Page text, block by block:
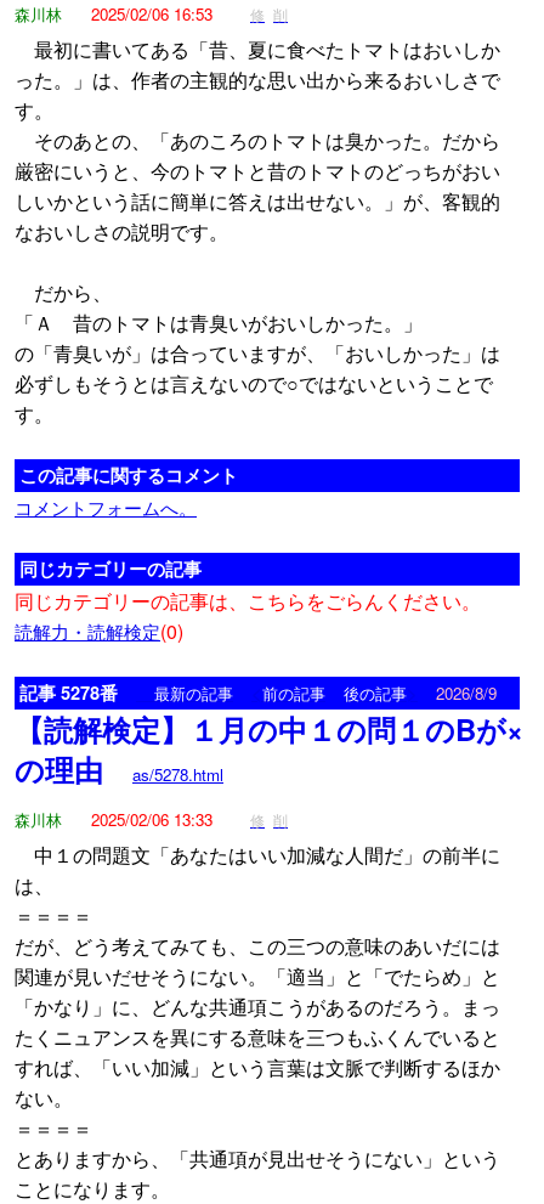
森川林
2025/02/06 16:53 修 削
最初に書いてある「昔、夏に食べたトマトはおいしか
った。」は、作者の主観的な思い出から来るおいしさで
す。
そのあとの、「あのころのトマトは臭かった。だから
厳密にいうと、今のトマトと昔のトマトのどっちがおい
しいかという話に簡単に答えは出せない。」が、客観的
なおいしさの説明です。
だから、
「Ａ 昔のトマトは青臭いがおいしかった。」
の「青臭いが」は合っていますが、「おいしかった」は
必ずしもそうとは言えないので○ではないということで
す。
この記事に関するコメント
コメントフォームへ。
同じカテゴリーの記事
同じカテゴリーの記事は、こちらをごらんください。
読解力・読解検定(0)
記事 5278番 最新の記事 前の記事 後の記事 2026/8/9
【読解検定】１月の中１の問１のBが×
の理由
as/5278.html
森川林
2025/02/06 13:33 修 削
中１の問題文「あなたはいい加減な人間だ」の前半に
は、
＝＝＝＝
だが、どう考えてみても、この三つの意味のあいだには
関連が見いだせそうにない。「適当」と「でたらめ」と
「かなり」に、どんな共通項こうがあるのだろう。まっ
たくニュアンスを異にする意味を三つもふくんでいると
すれば、「いい加減」という言葉は文脈で判断するほか
ない。
＝＝＝＝
とありますから、「共通項が見出せそうにない」という
ことになります。